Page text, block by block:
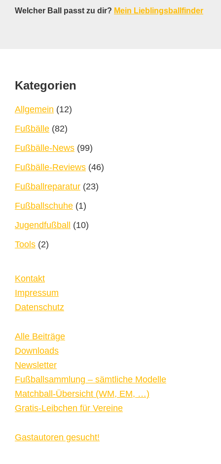
Welcher Ball passt zu dir? Mein Lieblingsballfinder
Footer
Kategorien
Allgemein (12)
Fußbälle (82)
Fußbälle-News (99)
Fußbälle-Reviews (46)
Fußballreparatur (23)
Fußballschuhe (1)
Jugendfußball
(10)
Tools (2)
Kontakt
Impressum
Datenschutz
Alle Beiträge
Downloads
Newsletter
Fußballsammlung – sämtliche Modelle
Matchball-Übersicht (WM, EM, …)
Gratis-Leibchen für Vereine
Gastautoren gesucht!